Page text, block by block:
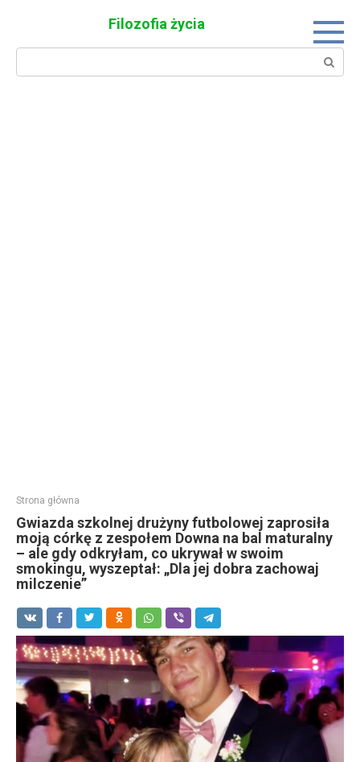
Filozofia życia
Search:
Strona główna
Gwiazda szkolnej drużyny futbolowej zaprosiła
moją córkę z zespołem Downa na bal maturalny
– ale gdy odkryłam, co ukrywał w swoim
smokingu, wyszeptał: „Dla jej dobra zachowaj
milczenie”